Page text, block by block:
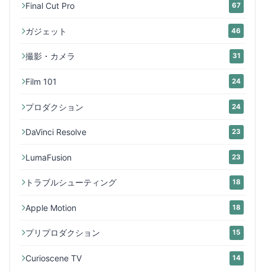
Final Cut Pro 67
ガジェット 46
撮影・カメラ 31
Film 101 24
プロダクション 24
DaVinci Resolve 23
LumaFusion 23
トラブルシューティング 18
Apple Motion 18
プリプロダクション 15
Curioscene TV 14